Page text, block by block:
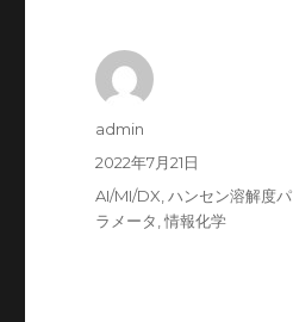
投
admin
投
日:
2022年7月21日
カ
テ
AI/MI/DX ,ハンセン溶解度パ
ラメータ ,情報化学